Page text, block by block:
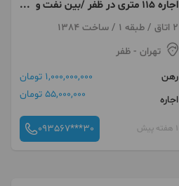
اجاره ۱۱۵ متری در ظفر /بین نفت و
فرید افشار
2 اتاق / طبقه 1 / ساخت 1384
تهران - ظفر
رهن
1,000,000,000 تومان
اجاره
55,000,000 تومان
1 هفته پیش 093567***30